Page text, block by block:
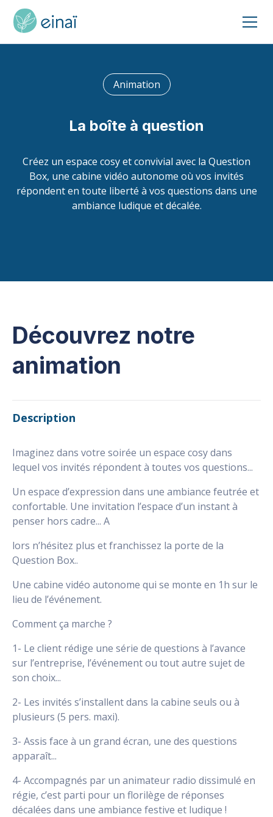
Animation
La boîte à question
Créez un espace cosy et convivial avec la Question
Box, une cabine vidéo autonome où vos invités
répondent en toute liberté à vos questions dans une
ambiance ludique et décalée.
Découvrez notre
animation
Description
Imaginez dans votre soirée un espace cosy dans
lequel vos invités répondent à toutes vos questions...
Un espace d’expression dans une ambiance feutrée et
confortable. Une invitation l’espace d’un instant à
penser hors cadre... A
lors n’hésitez plus et franchissez la porte de la
Question Box..
Une cabine vidéo autonome qui se monte en 1h sur le
lieu de l’événement.
Comment ça marche ?
1- Le client rédige une série de questions à l’avance
sur l’entreprise, l’événement ou tout autre sujet de
son choix...
2- Les invités s’installent dans la cabine seuls ou à
plusieurs (5 pers. maxi).
3- Assis face à un grand écran, une des questions
apparaît...
4- Accompagnés par un animateur radio dissimulé en
régie, c’est parti pour un florilège de réponses
décalées dans une ambiance festive et ludique !